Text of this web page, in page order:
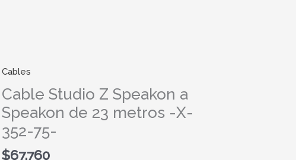
Cables
Cable Studio Z Speakon a
Speakon de 23 metros -X-
352-75-
$67.760
Cable
Studio
Z
Speakon
a